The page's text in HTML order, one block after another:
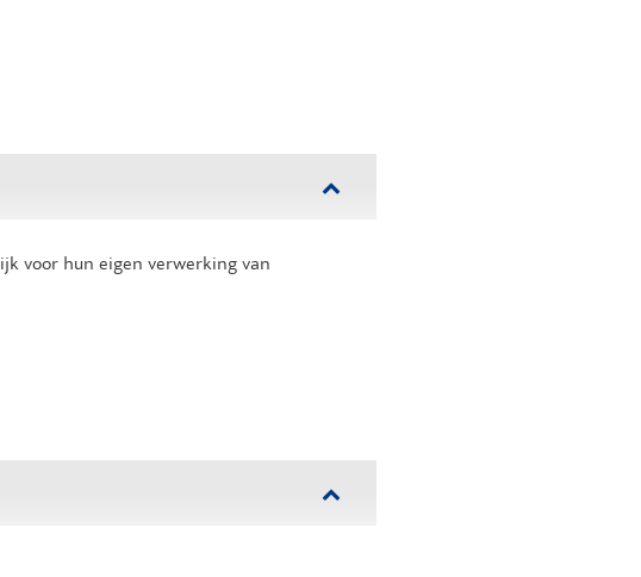
voor hun eigen verwerking van